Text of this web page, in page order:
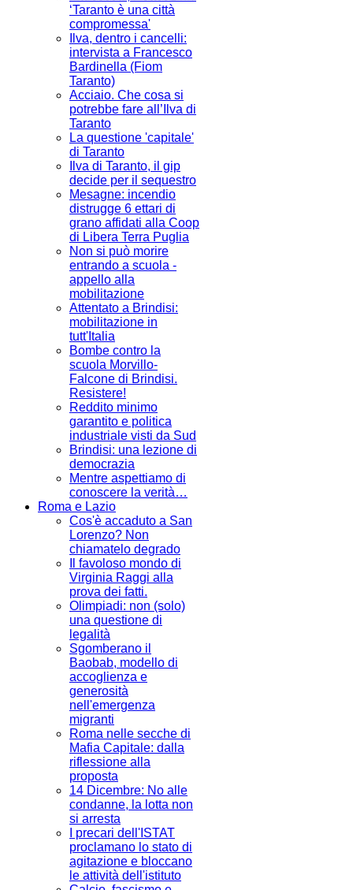
‘Taranto è una città
compromessa'
Ilva, dentro i cancelli:
intervista a Francesco
Bardinella (Fiom
Taranto)
Acciaio. Che cosa si
potrebbe fare all’Ilva di
Taranto
La questione 'capitale'
di Taranto
Ilva di Taranto, il gip
decide per il sequestro
Mesagne: incendio
distrugge 6 ettari di
grano affidati alla Coop
di Libera Terra Puglia
Non si può morire
entrando a scuola -
appello alla
mobilitazione
Attentato a Brindisi:
mobilitazione in
tutt'Italia
Bombe contro la
scuola Morvillo-
Falcone di Brindisi.
Resistere!
Reddito minimo
garantito e politica
industriale visti da Sud
Brindisi: una lezione di
democrazia
Mentre aspettiamo di
conoscere la verità…
Roma e Lazio
Cos'è accaduto a San
Lorenzo? Non
chiamatelo degrado
Il favoloso mondo di
Virginia Raggi alla
prova dei fatti.
Olimpiadi: non (solo)
una questione di
legalità
Sgomberano il
Baobab, modello di
accoglienza e
generosità
nell'emergenza
migranti
Roma nelle secche di
Mafia Capitale: dalla
riflessione alla
proposta
14 Dicembre: No alle
condanne, la lotta non
si arresta
I precari dell'ISTAT
proclamano lo stato di
agitazione e bloccano
le attività dell'istituto